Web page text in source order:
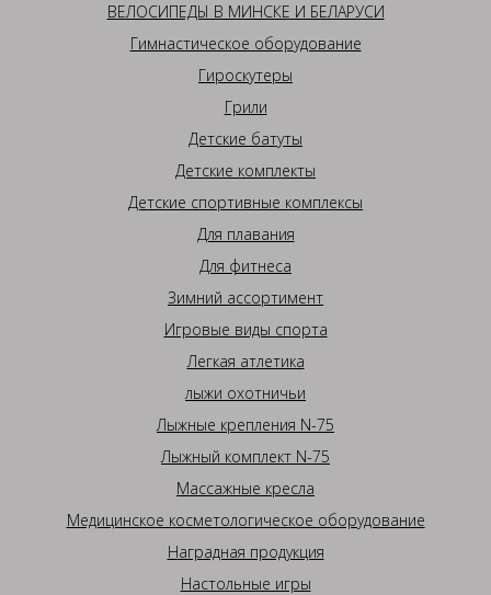
ВЕЛОСИПЕДЫ В МИНСКЕ И БЕЛАРУСИ
Гимнастическое оборудование
Гироскутеры
Грили
Детские батуты
Детские комплекты
Детские спортивные комплексы
Для плавания
Для фитнеса
Зимний ассортимент
Игровые виды спорта
Легкая атлетика
лыжи охотничьи
Лыжные крепления N-75
Лыжный комплект N-75
Массажные кресла
Медицинское косметологическое оборудование
Наградная продукция
Настольные игры